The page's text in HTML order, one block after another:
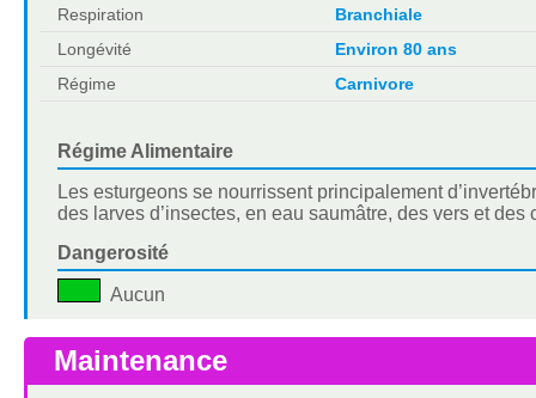
Respiration
Branchiale
Longévité
Environ 80 ans
Régime
Carnivore
Régime Alimentaire
Les esturgeons se nourrissent principalement
des larves d’insectes, en eau saumâtre, des vers et
Dangerosité
Aucun
Maintenance